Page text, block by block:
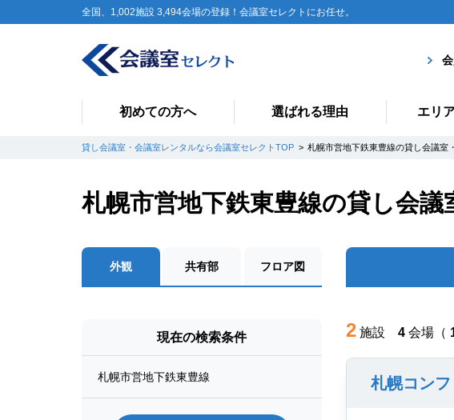
全国、1,002施設 3,494会場の登録！会議室セレクトにお任せ。
初めての方へ 選ばれる理由 エリ
貸し会議室・会議室レンタルなら会議室セレクトTOP 札幌市営地下鉄東豊線の貸し会議室
札幌市営地下鉄東豊線の貸し会
外観 共有部 フロア図
現在の検索条件
札幌市営地下鉄東豊線
2 施設 4 会場（
札幌コン